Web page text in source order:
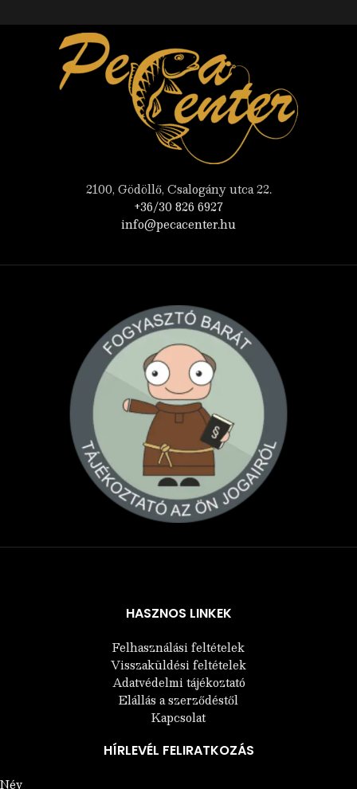
2100, Gödöllő, Csalogány utca 22.
+36/30 826 6927
info@pecacenter.hu
HASZNOS LINKEK
Felhasználási feltételek
Visszaküldési feltételek
Adatvédelmi tájékoztató
Elállás a szerződéstől
Kapcsolat
HÍRLEVÉL FELIRATKOZÁS
Név